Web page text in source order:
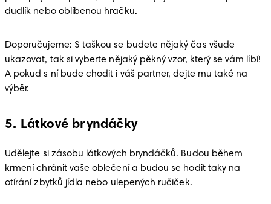
dudlík nebo oblíbenou hračku.
Doporučujeme: S taškou se budete nějaký čas všude
ukazovat, tak si vyberte nějaký pěkný vzor, který se vám líbí!
A pokud s ní bude chodit i váš partner, dejte mu také na
výběr.
5. Látkové bryndáčky
Udělejte si zásobu látkových bryndáčků. Budou během
krmení chránit vaše oblečení a budou se hodit taky na
otírání zbytků jídla nebo ulepených ručiček.